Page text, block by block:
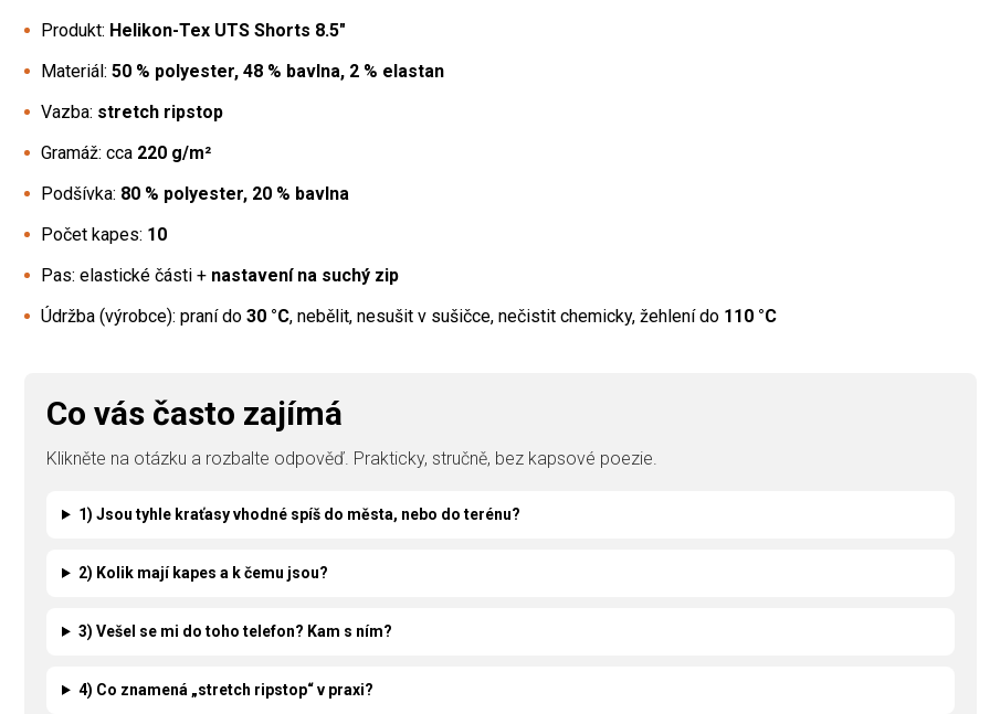
Produkt: Helikon-Tex UTS Shorts 8.5"
Materiál: 50 % polyester, 48 % bavlna, 2 % elastan
Vazba: stretch ripstop
Gramáž: cca 220 g/m²
Podšívka: 80 % polyester, 20 % bavlna
Počet kapes: 10
Pas: elastické části + nastavení na suchý zip
Údržba (výrobce): praní do 30 °C, nebělit, nesušit v sušičce, nečistit chemicky, žehlení do 110 °C
Co vás často zajímá
Klikněte na otázku a rozbalte odpověď. Prakticky, stručně, bez kapsové poezie.
1) Jsou tyhle kraťasy vhodné spíš do města, nebo do terénu?
2) Kolik mají kapes a k čemu jsou?
3) Vešel se mi do toho telefon? Kam s ním?
4) Co znamená „stretch ripstop“ v praxi?